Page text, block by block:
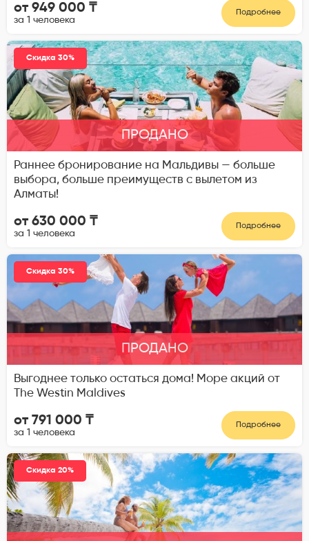
от 949 000 ₸
за 1 человека
Подробнее
Скидка 30%
ПРОДАНО
Раннее бронирование на Мальдивы — больше
выбора, больше преимуществ с вылетом из
Алматы!
от 630 000 ₸
за 1 человека
Подробнее
Скидка 30%
ПРОДАНО
Выгоднее только остаться дома! Море акций от
The Westin Maldives
от 791 000 ₸
за 1 человека
Подробнее
Скидка 20%